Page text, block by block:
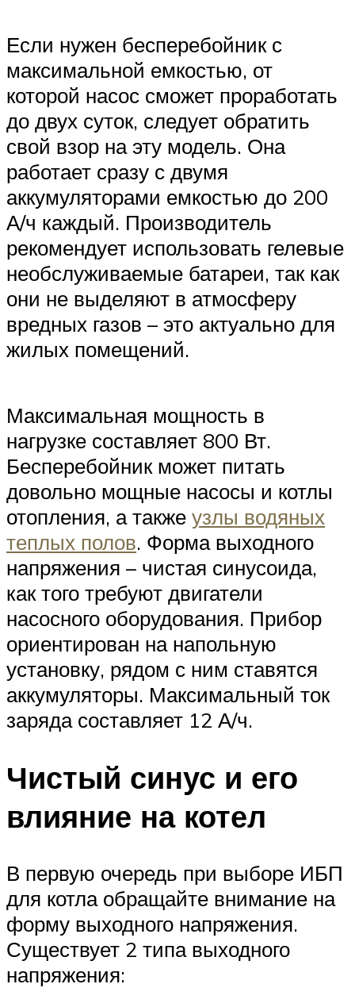
Если нужен бесперебойник с
максимальной емкостью, от
которой насос сможет проработать
до двух суток, следует обратить
свой взор на эту модель. Она
работает сразу с двумя
аккумуляторами емкостью до 200
А/ч каждый. Производитель
рекомендует использовать гелевые
необслуживаемые батареи, так как
они не выделяют в атмосферу
вредных газов – это актуально для
жилых помещений.
Максимальная мощность в
нагрузке составляет 800 Вт.
Бесперебойник может питать
довольно мощные насосы и котлы
отопления, а также узлы водяных
теплых полов. Форма выходного
напряжения – чистая синусоида,
как того требуют двигатели
насосного оборудования. Прибор
ориентирован на напольную
установку, рядом с ним ставятся
аккумуляторы. Максимальный ток
заряда составляет 12 А/ч.
Чистый синус и его
влияние на котел
В первую очередь при выборе ИБП
для котла обращайте внимание на
форму выходного напряжения.
Существует 2 типа выходного
напряжения: